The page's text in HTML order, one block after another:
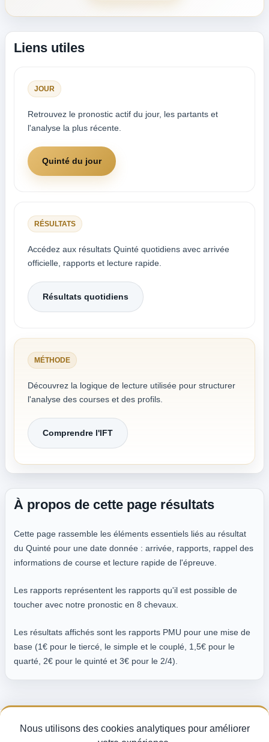
Liens utiles
JOUR
Retrouvez le pronostic actif du jour, les partants et
l'analyse la plus récente.
Quinté du jour
RÉSULTATS
Accédez aux résultats Quinté quotidiens avec arrivée
officielle, rapports et lecture rapide.
Résultats quotidiens
MÉTHODE
Découvrez la logique de lecture utilisée pour structurer
l'analyse des courses et des profils.
Comprendre l'IFT
À propos de cette page résultats
Cette page rassemble les éléments essentiels liés au résultat
du Quinté pour une date donnée : arrivée, rapports, rappel des
informations de course et lecture rapide de l'épreuve.
Les rapports représentent les rapports qu'il est possible de
toucher avec notre pronostic en 8 chevaux.
Les résultats affichés sont les rapports PMU pour une mise de
base (1€ pour le tiercé, le simple et le couplé, 1,5€ pour le
quarté, 2€ pour le quinté et 3€ pour le 2/4).
Pronostics Quinté du jour, analyse des partants et indice de fiabilité turf —
pour miser avec méthode sur les courses PMU.
Nous utilisons des cookies analytiques pour améliorer